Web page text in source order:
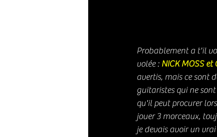
Probablement a t'il
volée : NICK MOSS et
avertis, mais ce sont
guitaristes qui ne
qu'il peut procurer
jouer 3 morceaux,
je devais avoir un